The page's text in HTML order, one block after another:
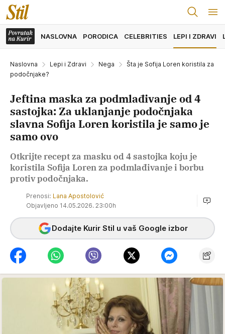
NASLOVNA PORODICA CELEBRITIES LEPI I ZDRAVI
Naslovna Lepi i Zdravi Nega
Šta je Sofija Loren koristila za
podočnjake?
Jeftina maska za podmlađivanje od 4
sastojka: Za uklanjanje podočnjaka
slavna Sofija Loren koristila je samo je
samo ovo
Otkrijte recept za masku od 4 sastojka koju je
koristila Sofija Loren za podmlađivanje i borbu
protiv podočnjaka.
Prenosi: Lana Apostolović
Objavljeno 14.05.2026. 23:00h
Dodajte Kurir Stil u vaš Google izbor